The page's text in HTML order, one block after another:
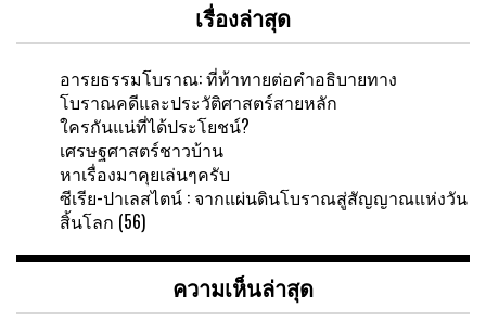
เรื่องล่าสุด
อารยธรรมโบราณ: ที่ท้าทายต่อคำอธิบายทาง
โบราณคดีและประวัติศาสตร์สายหลัก
ใครกันแน่ที่ได้ประโยชน์?
เศรษฐศาสตร์ชาวบ้าน
หาเรื่องมาคุยเล่นๆครับ
ซีเรีย-ปาเลสไตน์ : จากแผ่นดินโบราณสู่สัญญาณแห่งวัน
สิ้นโลก (56)
ความเห็นล่าสุด